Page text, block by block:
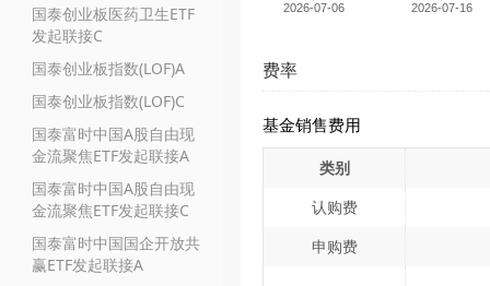
国泰创业板医药卫生ETF
发起联接C
国泰创业板指数(LOF)A
国泰创业板指数(LOF)C
国泰富时中国A股自由现
金流聚焦ETF发起联接A
国泰富时中国A股自由现
金流聚焦ETF发起联接C
国泰富时中国国企开放共
赢ETF发起联接A
2026-07-06 2026-07-16
费率
基金销售费用
类别
认购费
申购费